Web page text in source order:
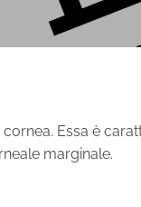
cornea. Essa è
marginale.